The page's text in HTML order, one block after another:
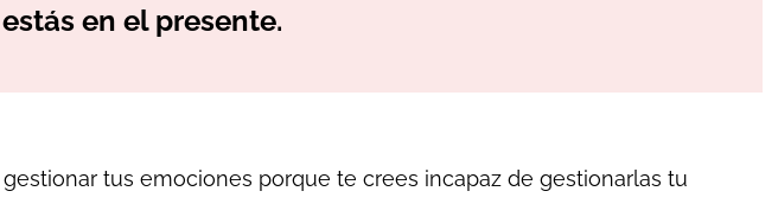
en el presente.
tus emociones porque te crees incapaz de gestionarlas tu